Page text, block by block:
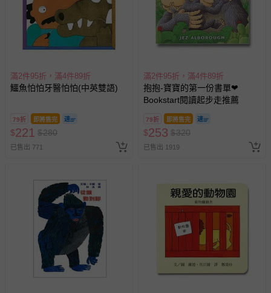
滿2件95折，滿4件89折
鱷魚怕怕牙醫怕怕(中英雙語)
79折 即將售完
$221 $280
已售出 771
滿2件95折，滿4件89折
抱抱-寶寶的第一份書單❤
Bookstart閱讀起步走推薦
79折 即將售完
$253 $320
已售出 1919